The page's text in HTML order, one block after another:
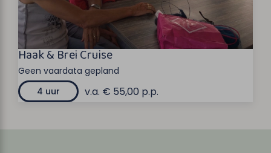
Haak & Brei Cruise
Geen vaardata gepland
4 uur
v.a. € 55,00 p.p.